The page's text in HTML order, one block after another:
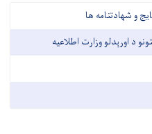
و شهادتنامه ها
د اورېدلو وزارت اطلاعیه